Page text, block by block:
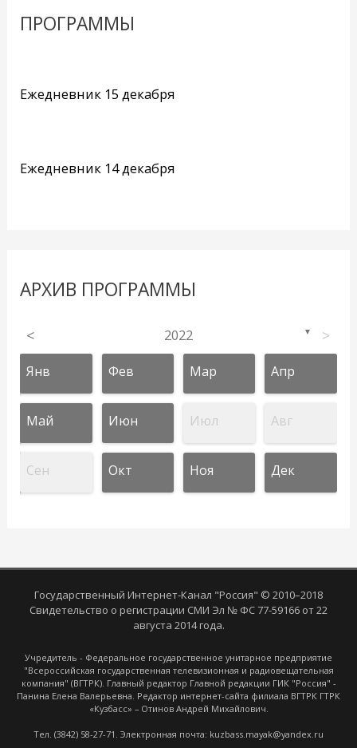
ПРОГРАММЫ
Ежедневник 15 декабря
Ежедневник 14 декабря
АРХИВ ПРОГРАММЫ
< 2022 ▼ >
Янв Фев Мар Апр
Май Июн Июл Авг
Сен Окт Ноя Дек
Государственный Интернет-Канал "Россия" © 2010–2018
Свидетельство о регистрации СМИ Эл № ФС 77-59166 от 22
августа 2014 года.
Учредитель - Федеральное государственное унитарное предприятие
"Всероссийская государственная телевизионная и радиовещательная
компания" (ВГТРК). Главный редактор Главной редакции ГИК "Россия" -
Панина Елена Валерьевна. Редактор интернет-сайта филиала ВГТРК ГТРК
«Кузбасс» – Отинов Андрей Михайлович.
Тел. (3842) 58-27-71. Электронная почта: kuzbass.mayak@yandex.ru